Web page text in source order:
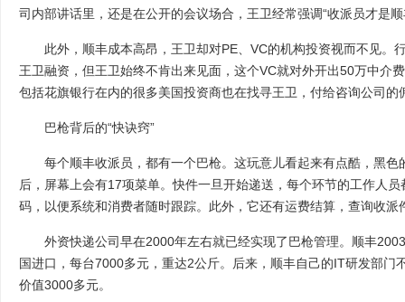
司内部讲话里，还是在公开的会议场合，王卫经常强调“收派员才是
此外，顺丰成本高昂，王卫却对PE、VC的机构投资视而不见。
王卫融资，但王卫始终不肯出来见面，这个VC就对外开出50万中介
包括花旗银行在内的很多美国投资商也在找寻王卫，付给咨询公司的
巴枪背后的“快诀窍”
每个顺丰收派员，都有一个巴枪。这玩意儿看起来有点酷，黑色
后，屏幕上会有17项菜单。快件一旦开始递送，每个环节的工作人
码，以便系统和消费者随时跟踪。此外，它还有运费结算，查询收派
外资快递公司早在2000年左右就已经实现了巴枪管理。顺丰
国进口，每台7000多元，重达2公斤。后来，顺丰自己的IT研发部门
价值3000多元。